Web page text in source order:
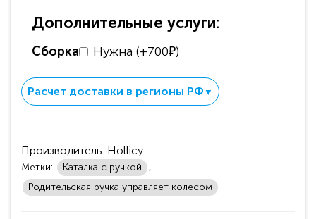
Дополнительные услуги:
Сборка Нужна (+700₽)
Расчет доставки в регионы РФ ▼
Производитель: Hollicy
Метки: Каталка с ручкой
,
Родительская ручка управляет колесом